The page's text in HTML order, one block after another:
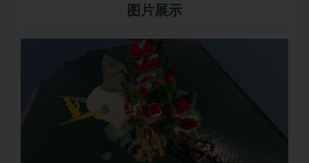
图片展示